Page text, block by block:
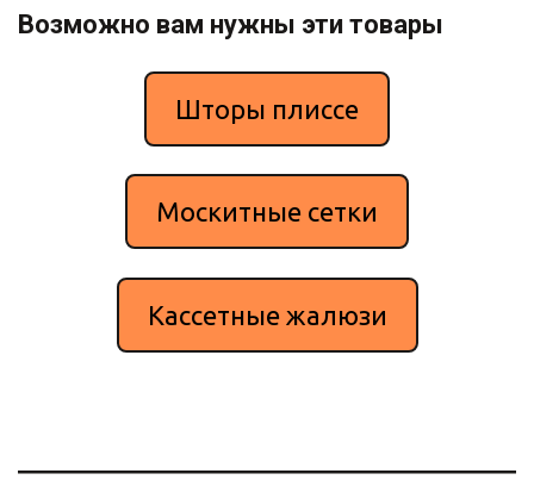
Возможно вам нужны эти товары
Шторы плиссе
Москитные сетки
Кассетные жалюзи